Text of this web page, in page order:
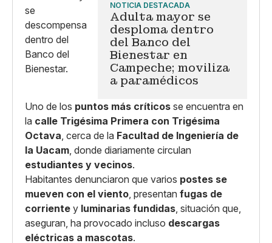
NOTICIA DESTACADA
Adulta mayor se
desploma dentro
del Banco del
Bienestar en
Campeche; moviliza
a paramédicos
Uno de los puntos más críticos se encuentra en
la calle Trigésima Primera con Trigésima
Octava, cerca de la Facultad de Ingeniería de
la Uacam, donde diariamente circulan
estudiantes y vecinos.
Habitantes denunciaron que varios postes se
mueven con el viento, presentan fugas de
corriente y luminarias fundidas, situación que,
aseguran, ha provocado incluso descargas
eléctricas a mascotas.